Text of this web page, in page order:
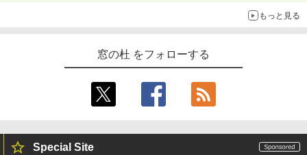
もっと見る
窓の杜 をフォローする
Special Site